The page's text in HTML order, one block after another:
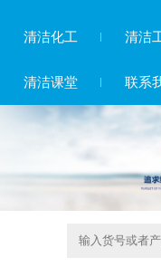
清洁化工 清洁
清洁课堂 联系